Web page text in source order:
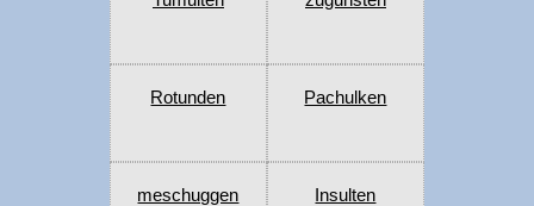
Rotunden Pachulken
meschuggen Insulten